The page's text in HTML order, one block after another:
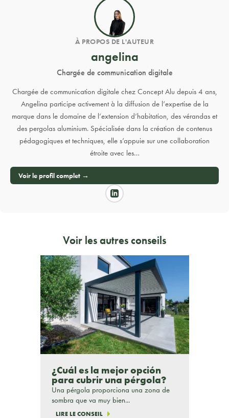
À PROPOS DE L'AUTEUR
angelina
Chargée de communication digitale
Chargée de communication digitale chez Concept Alu depuis 4 ans,
Angelina participe activement à la diffusion de l’expertise de la
marque dans le domaine de l’extension d’habitation, des vérandas et
des pergolas aluminium. Spécialisée dans la création de contenus
pédagogiques et techniques, elle s’appuie sur une collaboration
étroite avec les…
Voir le profil complet →
Voir les autres conseils
¿Cuál es la mejor opción
para cubrir una pérgola?
Una pérgola proporciona una zona de
sombra que va muy bien...
LIRE LE CONSEIL